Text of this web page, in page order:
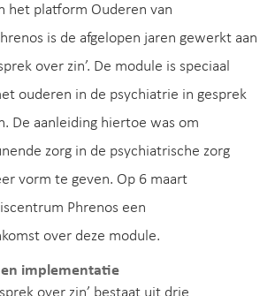
het platform Ouderen van
is de afgelopen jaren gewerkt aan
over zin’. De module is speciaal
ouderen in de psychiatrie in gesprek
De aanleiding hiertoe was om
zorg in de psychiatrische zorg
vorm te geven. Op 6 maart
Phrenos een
over deze module.
implementatie
over zin’ bestaat uit drie